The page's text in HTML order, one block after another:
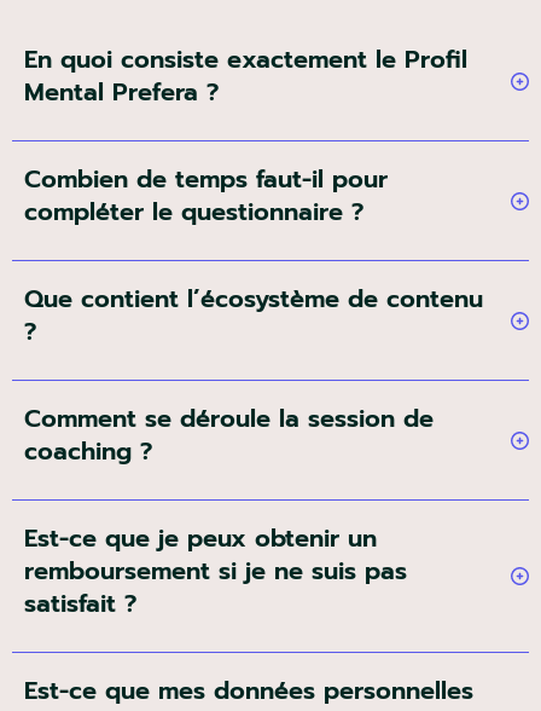
En quoi consiste exactement le Profil
Mental Prefera ?
Combien de temps faut-il pour
compléter le questionnaire ?
Que contient l’écosystème de contenu
?
Comment se déroule la session de
coaching ?
Est-ce que je peux obtenir un
remboursement si je ne suis pas
satisfait ?
Est-ce que mes données personnelles